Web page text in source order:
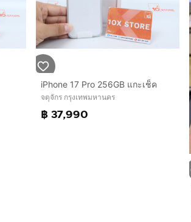
iPhone 17 Pro 256GB แกะเช็ค
จตุจักร กรุงเทพมหานคร
฿ 37,990